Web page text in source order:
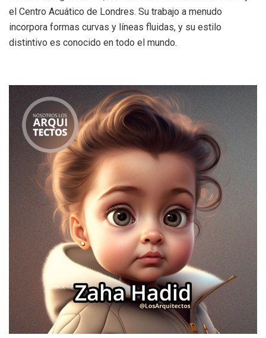
el Centro Acuático de Londres. Su trabajo a menudo
incorpora formas curvas y líneas fluidas, y su estilo
distintivo es conocido en todo el mundo.